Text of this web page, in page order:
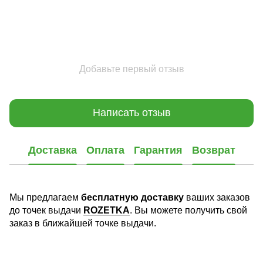
Добавьте первый отзыв
Написать отзыв
Доставка Оплата Гарантия Возврат
Мы предлагаем бесплатную доставку ваших заказов
до точек выдачи ROZETKA. Вы можете получить свой
заказ в ближайшей точке выдачи.